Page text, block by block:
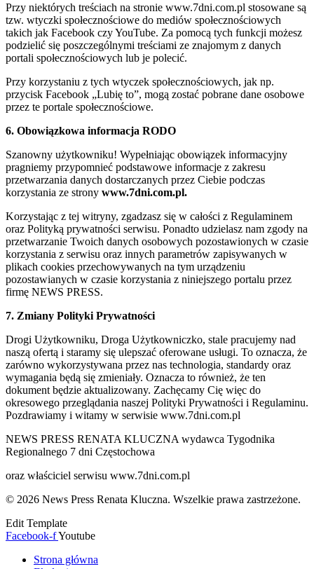
Przy niektórych treściach na stronie www.7dni.com.pl stosowane są
tzw. wtyczki społecznościowe do mediów społecznościowych
takich jak Facebook czy YouTube. Za pomocą tych funkcji możesz
podzielić się poszczególnymi treściami ze znajomym z danych
portali społecznościowych lub je polecić.
Przy korzystaniu z tych wtyczek społecznościowych, jak np.
przycisk Facebook „Lubię to”, mogą zostać pobrane dane osobowe
przez te portale społecznościowe.
6. Obowiązkowa informacja RODO
Szanowny użytkowniku! Wypełniając obowiązek informacyjny
pragniemy przypomnieć podstawowe informacje z zakresu
przetwarzania danych dostarczanych przez Ciebie podczas
korzystania ze strony www.7dni.com.pl.
Korzystając z tej witryny, zgadzasz się w całości z Regulaminem
oraz Polityką prywatności serwisu. Ponadto udzielasz nam zgody na
przetwarzanie Twoich danych osobowych pozostawionych w czasie
korzystania z serwisu oraz innych parametrów zapisywanych w
plikach cookies przechowywanych na tym urządzeniu
pozostawianych w czasie korzystania z niniejszego portalu przez
firmę NEWS PRESS.
7. Zmiany Polityki Prywatności
Drogi Użytkowniku, Droga Użytkowniczko, stale pracujemy nad
naszą ofertą i staramy się ulepszać oferowane usługi. To oznacza, że
zarówno wykorzystywana przez nas technologia, standardy oraz
wymagania będą się zmieniały. Oznacza to również, że ten
dokument będzie aktualizowany. Zachęcamy Cię więc do
okresowego przeglądania naszej Polityki Prywatności i Regulaminu.
Pozdrawiamy i witamy w serwisie www.7dni.com.pl
NEWS PRESS RENATA KLUCZNA wydawca Tygodnika
Regionalnego 7 dni Częstochowa
oraz właściciel serwisu www.7dni.com.pl
© 2026 News Press Renata Kluczna. Wszelkie prawa zastrzeżone.
Edit Template
Facebook-fYoutube
Strona główna